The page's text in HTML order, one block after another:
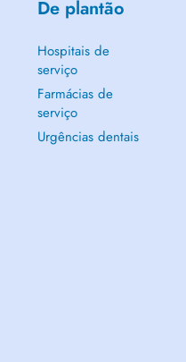
De plantão
Hospitais de
serviço
Farmácias de
serviço
Urgências dentais